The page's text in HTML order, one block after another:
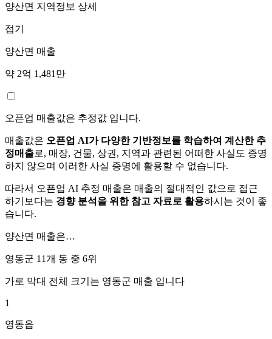
양산면 지역정보 상세
접기
양산면 매출
약 2억 1,481만
오픈업 매출값은 추정값 입니다.
매출값은 오픈업 AI가 다양한 기반정보를 학습하여 계산한 추
정매출로, 매장, 건물, 상권, 지역과 관련된 어떠한 사실도 증명
하지 않으며 이러한 사실 증명에 활용할 수 없습니다.
따라서 오픈업 AI 추정 매출은 매출의 절대적인 값으로 접근
하기보다는 경향 분석을 위한 참고 자료로 활용하시는 것이 좋
습니다.
양산면 매출은…
영동군 11개 동 중 6위
가로 막대 전체 크기는 영동군 매출 입니다
1
영동읍